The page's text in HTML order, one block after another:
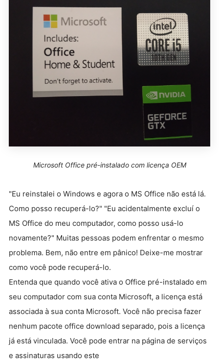
Microsoft Office pré-instalado com licença OEM
"Eu reinstalei o Windows e agora o MS Office não está lá.
Como posso recuperá-lo?" "Eu acidentalmente excluí o
MS Office do meu computador, como posso usá-lo
novamente?" Muitas pessoas podem enfrentar o mesmo
problema. Bem, não entre em pânico! Deixe-me mostrar
como você pode recuperá-lo.
Entenda que quando você ativa o Office pré-instalado em
seu computador com sua conta Microsoft, a licença está
associada à sua conta Microsoft. Você não precisa fazer
nenhum pacote office download separado, pois a licença
já está vinculada. Você pode entrar na página de serviços
e assinaturas usando este